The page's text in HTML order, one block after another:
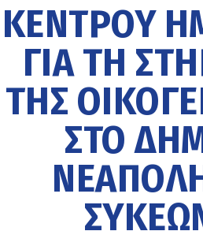
ΚΈΝΤΡΟΥ
ΓΙΑ ΤΗ
ΤΗΣ
ΣΤΟ